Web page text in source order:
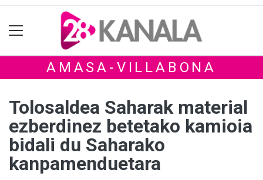
AMASA-VILLABONA
Tolosaldea Saharak material
ezberdinez betetako kamioia
bidali du Saharako
kanpamenduetara